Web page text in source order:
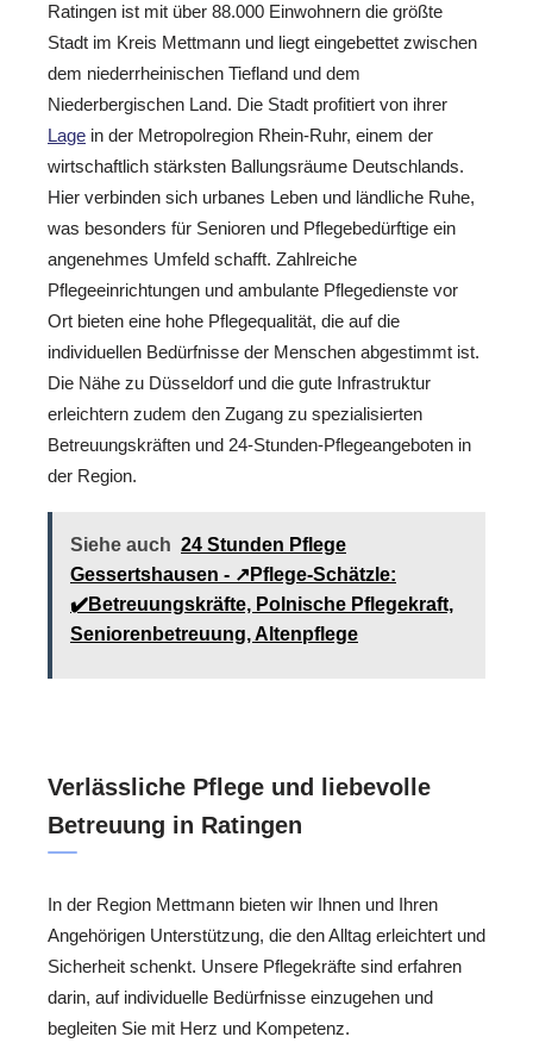
Ratingen ist mit über 88.000 Einwohnern die größte
Stadt im Kreis Mettmann und liegt eingebettet zwischen
dem niederrheinischen Tiefland und dem
Niederbergischen Land. Die Stadt profitiert von ihrer
Lage in der Metropolregion Rhein-Ruhr, einem der
wirtschaftlich stärksten Ballungsräume Deutschlands.
Hier verbinden sich urbanes Leben und ländliche Ruhe,
was besonders für Senioren und Pflegebedürftige ein
angenehmes Umfeld schafft. Zahlreiche
Pflegeeinrichtungen und ambulante Pflegedienste vor
Ort bieten eine hohe Pflegequalität, die auf die
individuellen Bedürfnisse der Menschen abgestimmt ist.
Die Nähe zu Düsseldorf und die gute Infrastruktur
erleichtern zudem den Zugang zu spezialisierten
Betreuungskräften und 24-Stunden-Pflegeangeboten in
der Region.
Siehe auch 24 Stunden Pflege
Gessertshausen - ↗️Pflege-Schätzle:
✔️Betreuungskräfte, Polnische Pflegekraft,
Seniorenbetreuung, Altenpflege
Verlässliche Pflege und liebevolle
Betreuung in Ratingen
In der Region Mettmann bieten wir Ihnen und Ihren
Angehörigen Unterstützung, die den Alltag erleichtert und
Sicherheit schenkt. Unsere Pflegekräfte sind erfahren
darin, auf individuelle Bedürfnisse einzugehen und
begleiten Sie mit Herz und Kompetenz.